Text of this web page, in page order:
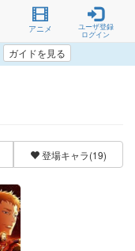
アニメ
ユーザ登録
ログイン
ガイドを見る
登場キャラ(19)